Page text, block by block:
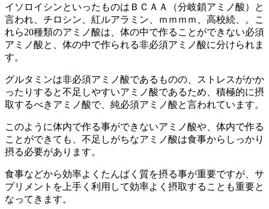
イソロイシンといったものはＢＣＡＡ（分岐鎖アミノ酸）と
言われ、チロシン、紅ルアラミン、ｍｍｍｍ、高校続、。こ
れら20種類のアミノ酸は、体の中で作ることができない必須
アミノ酸と、体の中で作られる非必須アミノ酸に分けられま
す。
グルタミンは非必須アミノ酸であるものの、ストレスがかか
ったりすると不足しやすいアミノ酸であるため、積極的に摂
取するべきアミノ酸で、純必須アミノ酸と言われています。
このように体内で作る事ができないアミノ酸や、体内で作る
ことができても、不足しがちなアミノ酸は食事からしっかり
摂る必要があります。
食事などから効率よくたんぱく質を摂る事が重要ですが、サ
プリメントを上手く利用して効率よく摂取することも重要と
なってきます。